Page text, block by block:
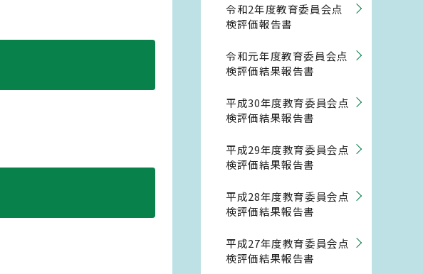
令和2年度教育委員会点
検評価報告書
令和元年度教育委員会点
検評価結果報告書
平成30年度教育委員会点
検評価結果報告書
平成29年度教育委員会点
検評価結果報告書
平成28年度教育委員会点
検評価結果報告書
平成27年度教育委員会点
検評価結果報告書